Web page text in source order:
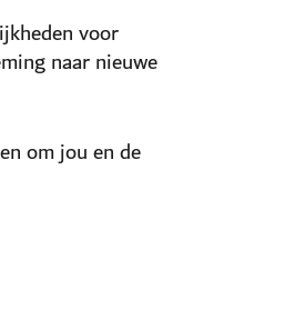
voor
naar nieuwe
om jou en de